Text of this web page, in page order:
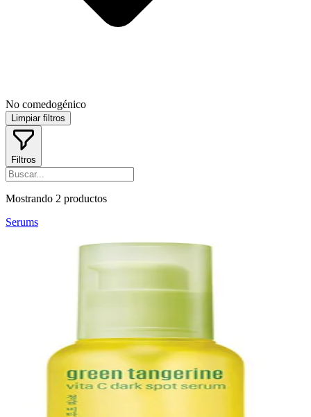
No comedogénico
Limpiar filtros
Filtros
Mostrando 2 productos
Serums